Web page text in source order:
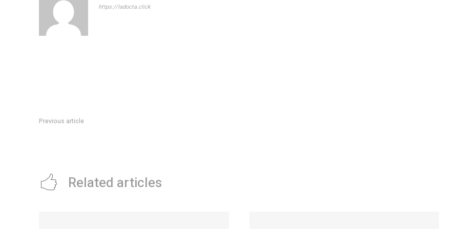
https://ladocta.click
Previous article
Related articles